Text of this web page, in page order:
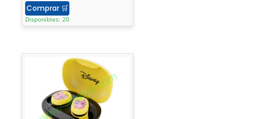
Comprar 🛒
Disponibles: 20